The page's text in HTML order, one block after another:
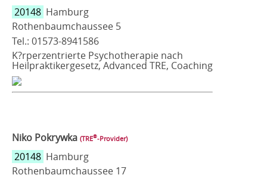
20148 Hamburg
Rothenbaumchaussee 5
Tel.: 01573-8941586
K?rperzentrierte Psychotherapie nach
Heilpraktikergesetz, Advanced TRE, Coaching
Niko Pokrywka (TRE®‑Provider)
20148 Hamburg
Rothenbaumchaussee 17